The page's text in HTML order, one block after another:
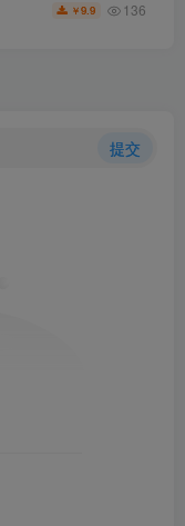
￥9.9 136
提交